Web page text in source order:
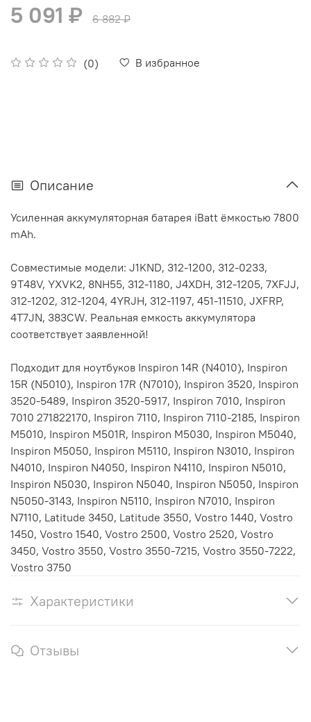
(0) В избранное
5 091 ₽ 6 882 ₽
Описание
Усиленная аккумуляторная батарея iBatt ёмкостью 7800
mAh.
Совместимые модели: J1KND, 312-1200, 312-0233,
9T48V, YXVK2, 8NH55, 312-1180, J4XDH, 312-1205, 7XFJJ,
312-1202, 312-1204, 4YRJH, 312-1197, 451-11510, JXFRP,
4T7JN, 383CW. Реальная емкость аккумулятора
соответствует заявленной!
Подходит для ноутбуков Inspiron 14R (N4010), Inspiron
15R (N5010), Inspiron 17R (N7010), Inspiron 3520, Inspiron
3520-5489, Inspiron 3520-5917, Inspiron 7010, Inspiron
7010 271822170, Inspiron 7110, Inspiron 7110-2185, Inspiron
M5010, Inspiron M501R, Inspiron M5030, Inspiron M5040,
Inspiron M5050, Inspiron M5110, Inspiron N3010, Inspiron
N4010, Inspiron N4050, Inspiron N4110, Inspiron N5010,
Inspiron N5030, Inspiron N5040, Inspiron N5050, Inspiron
N5050-3143, Inspiron N5110, Inspiron N7010, Inspiron
N7110, Latitude 3450, Latitude 3550, Vostro 1440, Vostro
1450, Vostro 1540, Vostro 2500, Vostro 2520, Vostro
3450, Vostro 3550, Vostro 3550-7215, Vostro 3550-7222,
Vostro 3750
Характеристики
Отзывы